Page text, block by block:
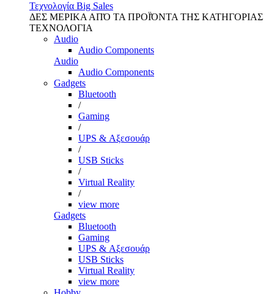
Τεχνολογία Big Sales
ΔΕΣ ΜΕΡΙΚΑ ΑΠΌ ΤΑ ΠΡΟΪΌΝΤΑ ΤΗΣ ΚΑΤΗΓΟΡΙΑΣ
ΤΕΧΝΟΛΟΓΙΑ
Audio
Audio Components
Audio
Audio Components
Gadgets
Bluetooth
/
Gaming
/
UPS & Αξεσουάρ
/
USB Sticks
/
Virtual Reality
/
view more
Gadgets
Bluetooth
Gaming
UPS & Αξεσουάρ
USB Sticks
Virtual Reality
view more